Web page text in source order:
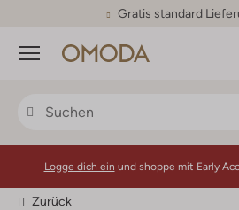
30 Tage
Menü
Logge dich ein und shoppe mit Early
Zurück